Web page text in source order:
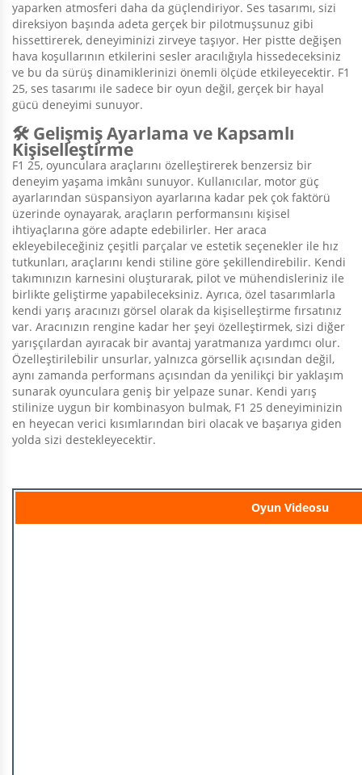
yaparken atmosferi daha da güçlendiriyor. Ses tasarımı, sizi
direksiyon başında adeta gerçek bir pilotmuşsunuz gibi
hissettirerek, deneyiminizi zirveye taşıyor. Her pistte değişen
hava koşullarının etkilerini sesler aracılığıyla hissedeceksiniz
ve bu da sürüş dinamiklerinizi önemli ölçüde etkileyecektir. F1
25, ses tasarımı ile sadece bir oyun değil, gerçek bir hayal
gücü deneyimi sunuyor.
🛠️ Gelişmiş Ayarlama ve Kapsamlı
Kişiselleştirme
F1 25, oyunculara araçlarını özelleştirerek benzersiz bir
deneyim yaşama imkânı sunuyor. Kullanıcılar, motor güç
ayarlarından süspansiyon ayarlarına kadar pek çok faktörü
üzerinde oynayarak, araçların performansını kişisel
ihtiyaçlarına göre adapte edebilirler. Her araca
ekleyebileceğiniz çeşitli parçalar ve estetik seçenekler ile hız
tutkunları, araçlarını kendi stiline göre şekillendirebilir. Kendi
takımınızın karnesini oluşturarak, pilot ve mühendisleriniz ile
birlikte geliştirme yapabileceksiniz. Ayrıca, özel tasarımlarla
kendi yarış aracınızı görsel olarak da kişiselleştirme fırsatınız
var. Aracınızın rengine kadar her şeyi özelleştirmek, sizi diğer
yarışçılardan ayıracak bir avantaj yaratmanıza yardımcı olur.
Özelleştirilebilir unsurlar, yalnızca görsellik açısından değil,
aynı zamanda performans açısından da yenilikçi bir yaklaşım
sunarak oyunculara geniş bir yelpaze sunar. Kendi yarış
stilinize uygun bir kombinasyon bulmak, F1 25 deneyiminizin
en heyecan verici kısımlarından biri olacak ve başarıya giden
yolda sizi destekleyecektir.
Oyun Videosu